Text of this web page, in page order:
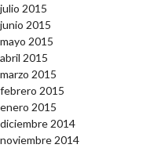
julio 2015
junio 2015
mayo 2015
abril 2015
marzo 2015
febrero 2015
enero 2015
diciembre 2014
noviembre 2014